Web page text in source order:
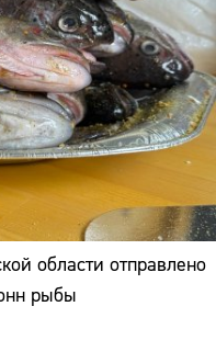
области отправлено
рыбы